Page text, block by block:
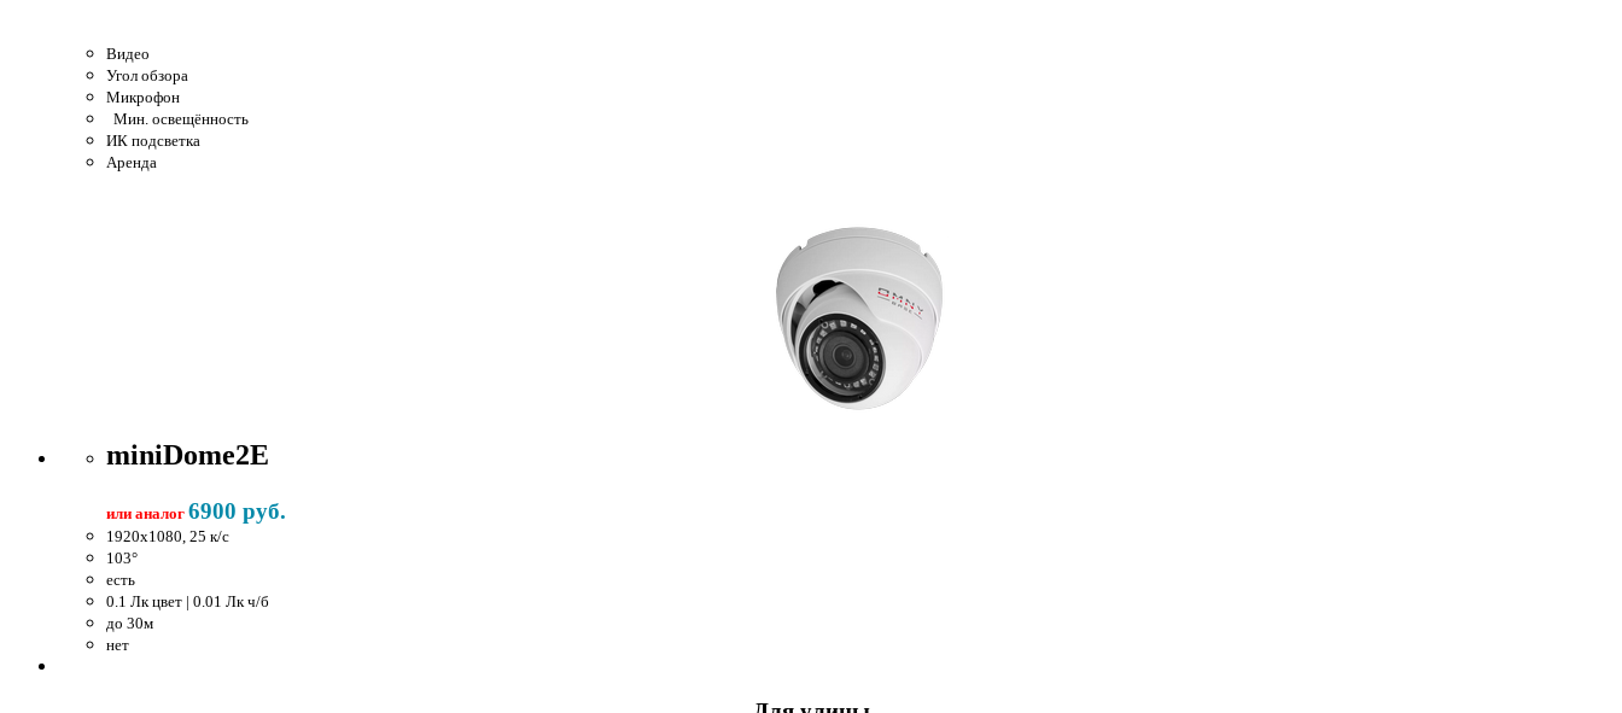
Видео
Угол обзора
Микрофон
Мин. освещённость
ИК подсветка
Аренда
miniDome2E
или аналог 6900 руб.
1920x1080, 25 к/c
103°
есть
0.1 Лк цвет | 0.01 Лк ч/б
до 30м
нет